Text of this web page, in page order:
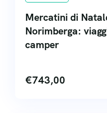
Mercatini di
Norimberga:
camper
€743,00